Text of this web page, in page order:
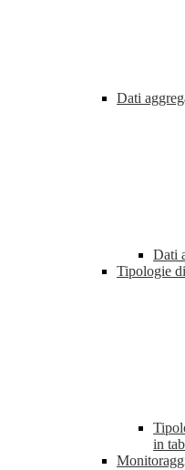
Dati
Dati
Tipologie
in